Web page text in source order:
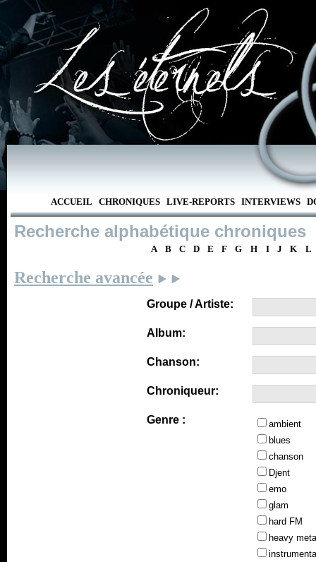
ACCUEIL CHRONIQUES LIVE-REPORTS INTERVIEWS
Recherche alphabétique chroniques
A B C D E F G H I J K L
Recherche avancée
Groupe / Artiste:
Album:
Chanson:
Chroniqueur:
Genre :
ambient
blues
chanson
Djent
emo
glam
hard FM
heavy